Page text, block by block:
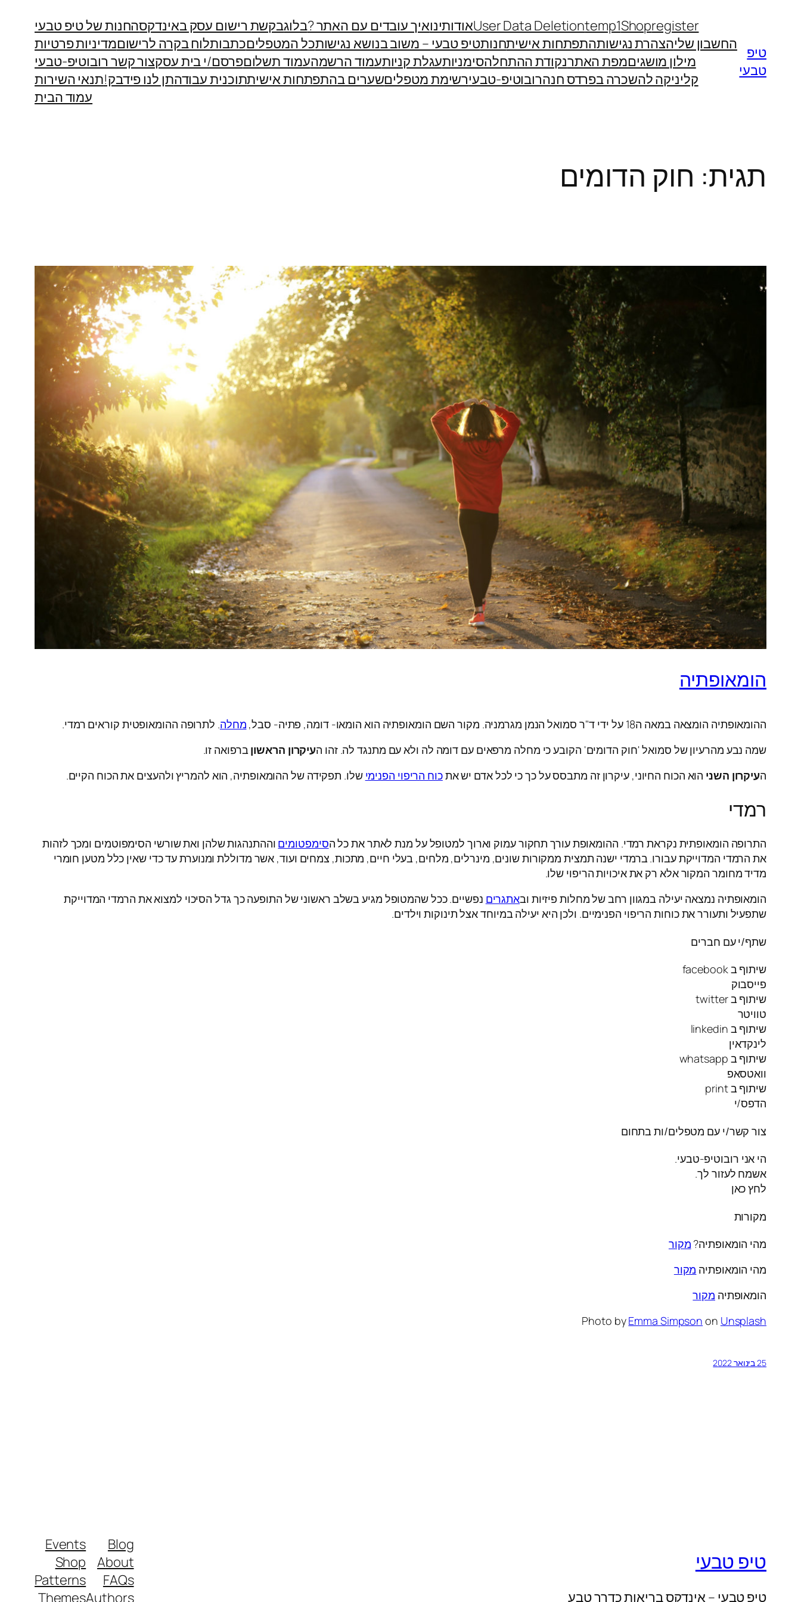
טיפ
טבעי
register
Shop
temp1
User Data Deletionאודותינואיך עובדים עם האתר ?בלוגבקשת רישום עסק באינדקסהחנות של טיפ טבעי
החשבון שליהצהרת נגישותהתפתחות אישיתחנותטיפ טבעי – משוב בנושא נגישותכל המטפליםכתבותלוח בקרה לרישוםמדיניות פרטיות
מילון מושגיםמפת האתרנקודת ההתחלהסימניותעגלת קניותעמוד הרשמהעמוד תשלוםפרסם/י בית עסקצור קשר רובוטיפ-טבעי
קליניקה להשכרה בפרדס חנהרובוטיפ-טבעירשימת מטפליםשערים בהתפתחות אישיתתוכנית עבודהתן לנו פידבק!תנאי השירות
עמוד הבית
תגית: חוק הדומים
הומאופתיה
ההומאופתיה הומצאה במאה ה18 על ידי ד"ר סמואל הנמן מגרמניה. מקור השם הומאופתיה הוא הומאו- דומה, פתיה- סבל, מחלה. לתרופה ההומאופטית קוראים רמדי.
שמה נבע מהרעיון של סמואל 'חוק הדומים' הקובע כי מחלה מרפאים עם דומה לה ולא עם מתנגד לה. זהו העיקרון הראשוןברפואה זו.
העיקרון השני הוא הכוח החיוני, עיקרון זה מתבסס על כך כי לכל אדם יש אתכוח הריפוי הפנימי שלו. תפקידה של ההומאופתיה, הוא להמריץ ולהעצים את הכוח הקיים.
רמדי
התרופה הומאופתית נקראת רמדי. ההומאופת עורך תחקור עמוק וארוך למטופל על מנת לאתר את כל הסימפטומים וההתנהגות שלהן ואת שורשי הסימפוטמים ומכך לזהות
את הרמדי המדוייקת עבורו. ברמדי ישנה תמצית ממקורות שונים, מינרלים, מלחים, בעלי חיים, מתכות, צמחים ועוד, אשר מדוללת ומנוערת עד כדי שאין כלל מטען חומרי
מדיד מחומר המקור אלא רק את איכויות הריפוי שלו.
הומאופתיה נמצאה יעילה במגוון רחב של מחלות פיזיות ובאתגרים נפשיים. ככל שהמטופל מגיע בשלב ראשוני של התופעה כך גדל הסיכוי למצוא את הרמדי המדוייקת
שתפעיל ותעורר את כוחות הריפוי הפנימיים. ולכן היא יעילה במיוחד אצל תינוקות וילדים.
שתף/י עם חברים
שיתוף ב facebook
פייסבוק
שיתוף ב twitter
טוויטר
שיתוף ב linkedin
לינקדאין
שיתוף ב whatsapp
וואטסאפ
שיתוף ב print
הדפס/י
צור קשר/י עם מטפלים/ות בתחום
הי אני רובוטיפ-טבעי.
אשמח לעזור לך.
לחץ כאן
מקורות
מהי הומאופתיה? מקור
מהי הומאופתיה מקור
הומאופתיה מקור
Photo byEmma Simpson on Unsplash
25 בינואר 2022
טיפ טבעי
טיפ טבעי – אינדקס בריאות כדרך טבע
Blog
About
FAQs
Authors
Events
Shop
Patterns
Themes